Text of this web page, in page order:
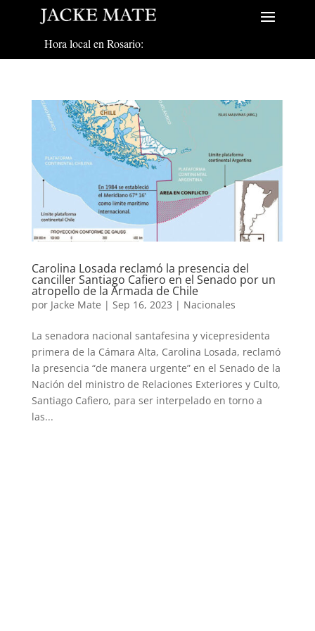
Hora local en Rosario:
Carolina Losada reclamó la presencia del
canciller Santiago Cafiero en el Senado por un
atropello de la Armada de Chile
por Jacke Mate | Sep 16, 2023 | Nacionales
La senadora nacional santafesina y vicepresidenta
primera de la Cámara Alta, Carolina Losada, reclamó
la presencia “de manera urgente” en el Senado de la
Nación del ministro de Relaciones Exteriores y Culto,
Santiago Cafiero, para ser interpelado en torno a
las...